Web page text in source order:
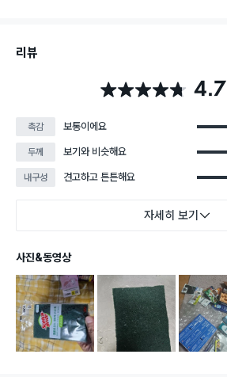
리뷰
별점 4.7점 4.7
촉감 보통이에요
두께 보기와 비슷해요
내구성 견고하고 튼튼해요
자세히 보기
사진&동영상